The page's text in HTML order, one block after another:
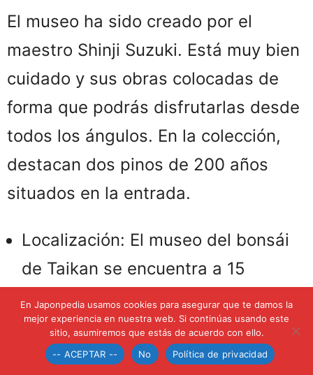
El museo ha sido creado por el
maestro Shinji Suzuki. Está muy bien
cuidado y sus obras colocadas de
forma que podrás disfrutarlas desde
todos los ángulos. En la colección,
destacan dos pinos de 200 años
situados en la entrada.
Localización: El museo del bonsái
de Taikan se encuentra a 15
minutos andando de la estación de
Obuse. Esta localidad, se
encuentra a 35 minutos de
En Japonpedia usamos cookies para asegurar que te damos la
mejor experiencia en nuestra web. Si continúas usando este
sitio, asumiremos que estás de acuerdo con ello.
-- ACEPTAR --
No Política de privacidad